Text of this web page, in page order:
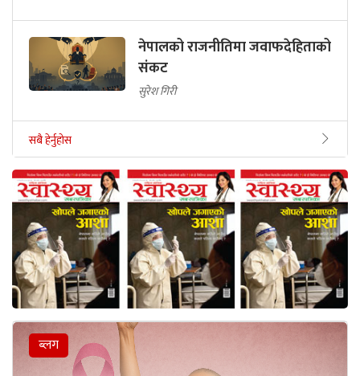
नेपालको राजनीतिमा जवाफदेहिताको
संकट
सुरेश गिरी
सबै हेर्नुहोस
ब्लग